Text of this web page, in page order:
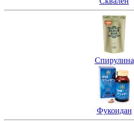
Спирулина
Фукоидан